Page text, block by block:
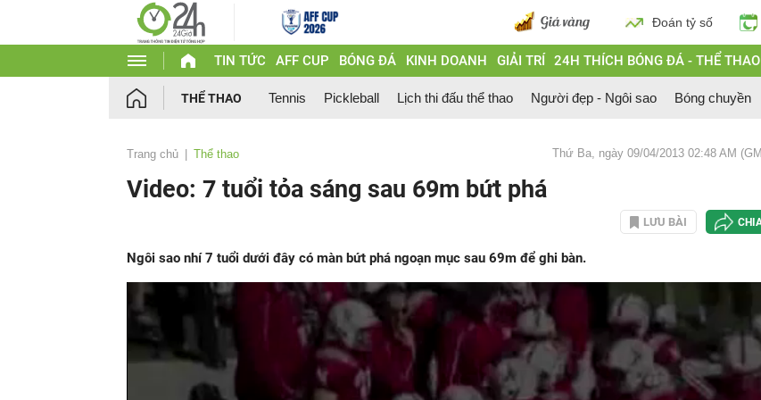
Đoán tỷ số
TIN TỨC AFF CUP BÓNG ĐÁ KINH DOANH GIẢI TRÍ 24H THÍCH BÓNG ĐÁ - THỂ THAO
THỂ THAO Tennis Pickleball Lịch thi đấu thể thao Người đẹp - Ngôi sao Bóng chuyền
Trang chủ Thể thao Thứ Ba, ngày 09/04/2013 02:48 AM
Video: 7 tuổi tỏa sáng sau 69m bứt phá
LƯU BÀI
Ngôi sao nhí 7 tuổi dưới đây có màn bứt phá ngoạn mục sau 69m để ghi bàn.